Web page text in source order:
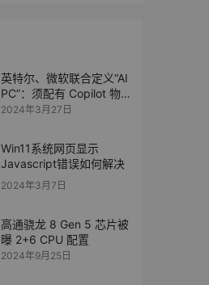
英特尔、微软联合定义“AI
PC”：须配有 Copilot 物
理按键
2024年3月27日
Win11系统网页显示
Javascript错误如何解决
2024年3月7日
高通骁龙 8 Gen 5 芯片被
曝 2+6 CPU 配置
2024年9月25日